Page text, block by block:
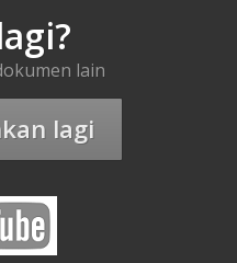
lain
lagi